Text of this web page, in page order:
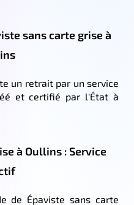
sans carte grise à
un retrait par un service
et certifié par l'État à
à Oullins : Service
de Épaviste sans carte